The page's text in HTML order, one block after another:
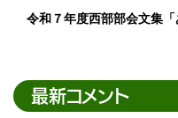
令和７年度西部部会文集
最新コメント